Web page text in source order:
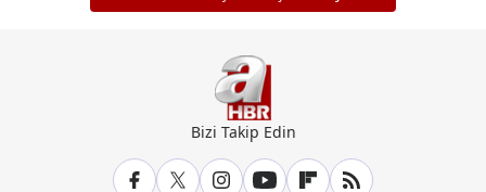
Bizi Takip Edin